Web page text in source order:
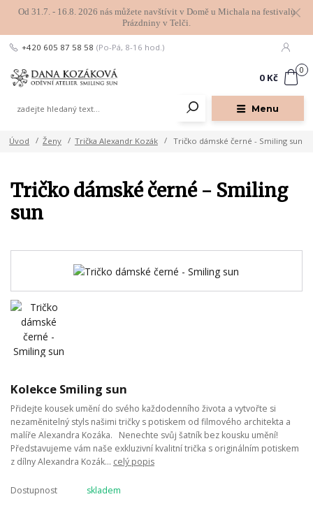
Od 31.7. - 16.8. 2026 nás můžete navštívit v Domě u Michala na festivalu
Prázdniny v Telči.
Menu
+420 605 87 58 58 (Po-Pá, 8-16 hod.)
0
0 Kč
Úvod Ženy Trička Alexandr Kozák Tričko dámské černé - Smiling sun
Tričko dámské černé - Smiling
sun
Kolekce Smiling sun
Přidejte kousek umění do svého každodenního života a vytvořte si
nezaměnitelný styls našimi tričky s potiskem od filmového architekta a
malíře Alexandra Kozáka. Nenechte svůj šatník bez kousku umění!
Představujeme vám naše exkluzivní kvalitní trička s originálním potiskem
z dílny Alexandra Kozák... celý popis
Dostupnost
skladem